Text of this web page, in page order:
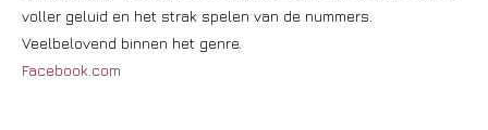
voller geluid en het strak spelen van de nummers.
Veelbelovend binnen het genre.
Facebook.com